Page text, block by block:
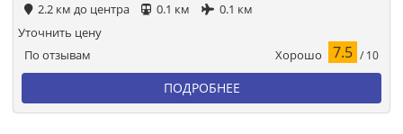
2.2 км до центра 0.1 км 0.1 км
По отзывам Хорошо 7.5 / 10
Уточнить цену
ПОДРОБНЕЕ